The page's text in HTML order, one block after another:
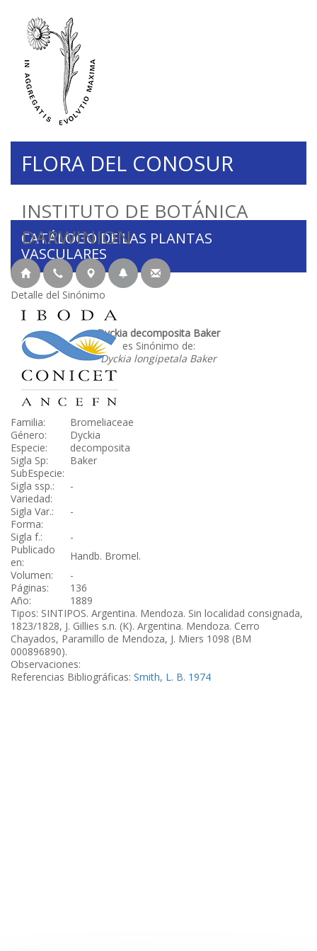
INSTITUTO DE BOTÁNICA
DARWINION
FLORA DEL CONOSUR
CATÁLOGO DE LAS PLANTAS
VASCULARES
Detalle del Sinónimo
Dyckia decomposita Baker
es Sinónimo de:
Dyckia longipetala Baker
Familia:
Bromeliaceae
Género:
Dyckia
Especie:
decomposita
Sigla Sp:
Baker
SubEspecie:
Sigla ssp.:
-
Variedad:
Sigla Var.:
-
Forma:
Sigla f.:
-
Publicado
en:
Handb. Bromel.
Volumen:
-
Páginas:
136
Año:
1889
Tipos: SINTIPOS. Argentina. Mendoza. Sin localidad consignada,
1823/1828, J. Gillies s.n. (K). Argentina. Mendoza. Cerro
Chayados, Paramillo de Mendoza, J. Miers 1098 (BM
000896890).
Observaciones:
Referencias Bibliográficas: Smith, L. B. 1974